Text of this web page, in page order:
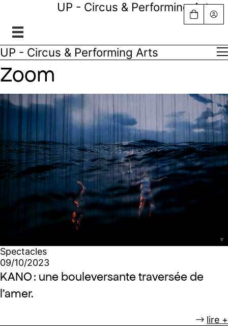
UP - Circus & Performing Arts
UP - Circus & Performing Arts
Zoom
Spectacles
09/10/2023
KANO : une bouleversante traversée de
l’amer.
lire +